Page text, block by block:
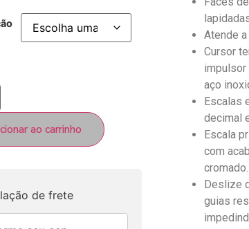
ao carrinho
de frete
Atende
Cursor
aço
Escalas
decimal
Escala
com
cromado.
Deslize
guias